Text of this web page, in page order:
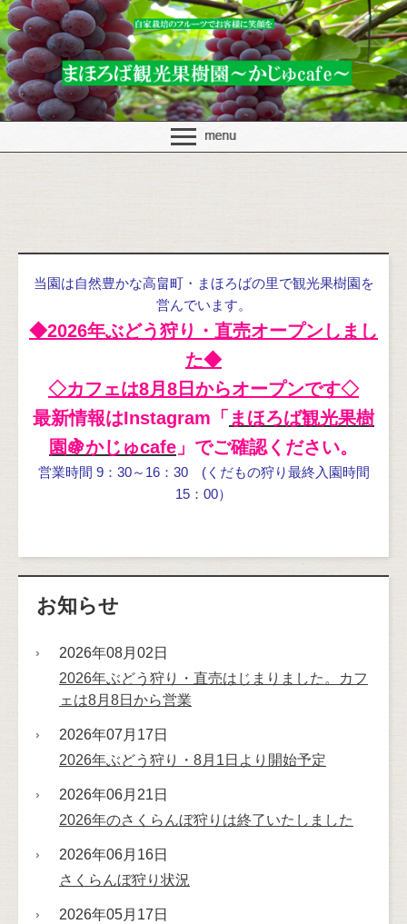
当園は自然豊かな高畠町・まほろばの里で観光果樹園を
営んでいます。
◆2026年ぶどう狩り・直売オープンしまし
た◆
◇カフェは8月8日からオープンです◇
最新情報はInstagram「 まほろば観光果樹
園🍇かじゅcafe 」でご確認ください。
営業時間 9：30～16：30(くだもの狩り最終入園時間
15：00）
お知らせ
2026年08月02日
2026年ぶどう狩り・直売はじまりました。カフ
ェは8月8日から営業
2026年07月17日
2026年ぶどう狩り・8月1日より開始予定
2026年06月21日
2026年のさくらんぼ狩りは終了いたしました
2026年06月16日
さくらんぼ狩り状況
2026年05月17日